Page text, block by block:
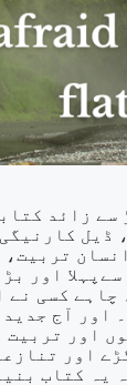
۱۹۳۷ میں
اور
کسی
آج
اور
اور
کتاب